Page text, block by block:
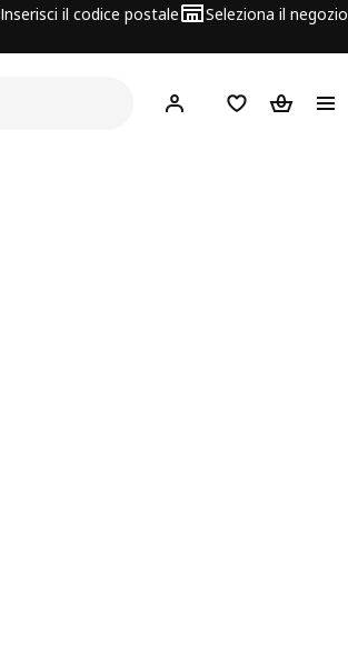
Inserisci il codice postale Seleziona il negozio
Hej! AccediLista deiCarrello